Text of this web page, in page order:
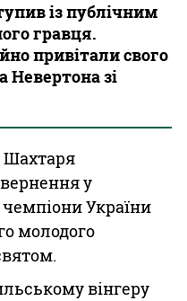
із публічним
гравця.
привітали свого
Невертона зі
Шахтаря
у
чемпіони України
молодого
вінгеру